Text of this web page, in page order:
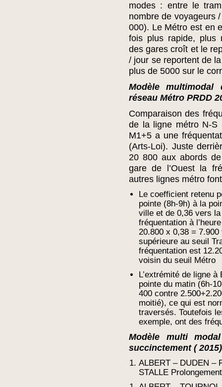
modes : entre le
nombre de voyageurs
000). Le Métro est en
fois plus rapide, plus
des gares croît et le
/ jour se reportent de
plus de 5000 sur le
Modèle
réseau Métro PRDD
Comparaison des
de la ligne métro N-S
M1+5 a une
(Arts-Loi). Juste
20 800 aux abords
gare de l’Ouest la
autres lignes métro
Le coefficient retenu
pointe (8h-9h) à la
ville et de 0,36 vers
fréquentation à
20.800 x 0,38 =
supérieure au seuil
fréquentation est
voisin du seuil Métro
L’extrémité de ligne
pointe du matin (6h-
400 contre
moitié), ce qui est
traversés. Toutefois
exemple, ont des
Modèle multi
succinctement ( 2015)
ALBERT – DUDEN –
STALLE